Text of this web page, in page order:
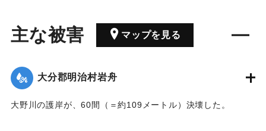
主な被害 マップを見る
大分郡明治村岩舟
大野川の護岸が、60間（＝約109メートル）決壊した。